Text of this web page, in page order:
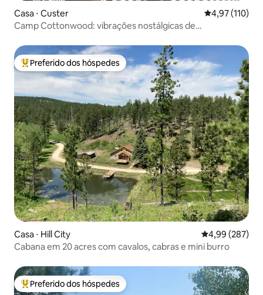
Casa ⋅ Custer 4,97 de uma
4,97 (110)
Camp Cottonwood: vibrações nostálgicas de
Entre os melhores preferidos dos hóspedes
Preferido dos hóspedes
Casa ⋅ Hill City 4,99 de uma
4,99 (287)
Cabana em 20 acres com cavalos, cabras e mini burro
Entre os melhores preferidos dos hóspedes
Preferido dos hóspedes